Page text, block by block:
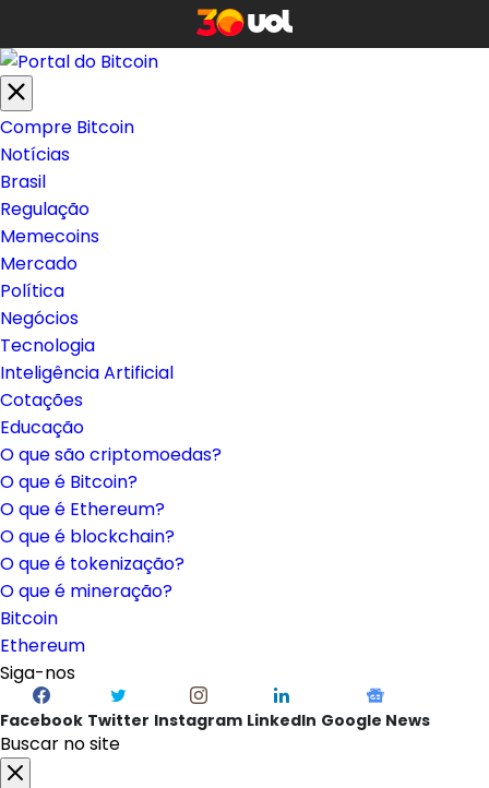
Compre Bitcoin
Notícias
Brasil
Regulação
Memecoins
Mercado
Política
Negócios
Tecnologia
Inteligência Artificial
Cotações
Educação
O que são criptomoedas?
O que é Bitcoin?
O que é Ethereum?
O que é blockchain?
O que é tokenização?
O que é mineração?
Bitcoin
Ethereum
Siga-nos
Facebook Twitter Instagram LinkedIn Google News
Buscar no site